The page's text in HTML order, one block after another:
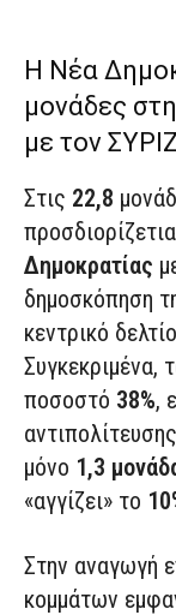
Η Νέα
μονάδες
με τον
Στις 22,8
Δημοκρατίας
δημοσκόπηση
κεντρικό
Συγκεκριμένα,
ποσοστό 38%,
μόνο 1,3
«αγγίζει» το
Στην αναγωγή
κομμάτων